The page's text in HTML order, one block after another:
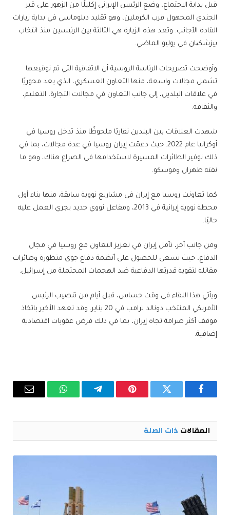
قبل بداية الاجتماع، وضع الرئيس الإيراني إكليلًا من الزهور على قبر
الجندي المجهول قرب الكرملين، وهو تقليد دبلوماسي في بداية زيارات
القادة الأجانب. وتعد هذه الزيارة هي الثالثة بين الرئيسين منذ انتخاب
بيزشكیان في يوليو الماضي.
وأوضحت تصريحات الرئاسة الروسية أن الاتفاقية التي تم توقيعها
تشمل مجالات واسعة، منها التعاون العسكري، الذي يعد محوريًا
في علاقات البلدين، إلى جانب التعاون في مجالات التجارة، التعليم،
والثقافة.
شهدت العلاقات بين البلدين تقاربًا ملحوظًا منذ تدخل روسيا في
أوكرانيا عام 2022. حيث دعمّت إيران روسيا في عدة مجالات، بما في
ذلك توفير الطائرات المسيرة لاستخدامها في الصراع هناك، وهو ما
نفته طهران وموسكو.
كما تعاونت روسيا مع إيران في مشاريع نووية سابقة، منها بناء أول
محطة نووية إيرانية في 2013، ومفاعل نووي جديد يجري العمل عليه
حاليًا.
ومن جانب آخر، تأمل إيران في تعزيز التعاون مع روسيا في مجال
الدفاع، حيث تسعى للحصول على أنظمة دفاع جوي متطورة وطائرات
مقاتلة لتقوية قدرتها الدفاعية ضد الهجمات المحتملة من إسرائيل.
ويأتي هذا اللقاء في وقت حساس، قبل أيام من تنصيب الرئيس
الأمريكي المنتخب دونالد ترامب في 20 يناير. وقد تعهد الأخير باتخاذ
موقف أكثر صرامة تجاه إيران، بما في ذلك فرض عقوبات اقتصادية
إضافية.
فيسبوك تويتر بينتيريستتيلقرام واتساب البريد
المقالات ذات الصلة